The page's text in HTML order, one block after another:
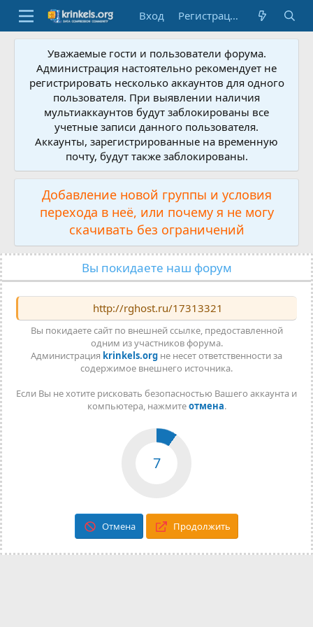
Вход Регистрация
Уважаемые гости и пользователи форума.
Администрация настоятельно рекомендует не
регистрировать несколько аккаунтов для одного
пользователя. При выявлении наличия
мультиаккаунтов будут заблокированы все
учетные записи данного пользователя.
Аккаунты, зарегистрированные на временную
почту, будут также заблокированы.
Добавление новой группы и условия
перехода в неё, или почему я не могу
скачивать без ограничений
Вы покидаете наш форум
http://rghost.ru/17313321
Вы покидаете сайт по внешней ссылке, предоставленной
одним из участников форума.
Администрация krinkels.org не несет ответственности за
содержимое внешнего источника.
Если Вы не хотите рисковать безопасностью Вашего аккаунта и
компьютера, нажмитеотмена.
7
Отмена Продолжить